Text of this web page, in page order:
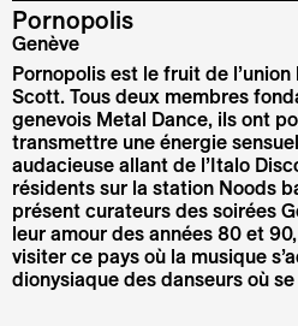
Pornopolis
Genève
Pornopolis est le fruit de
Scott. Tous deux membres
genevois Metal Dance, ils ont
transmettre une énergie
audacieuse allant de l’Italo
résidents sur la station Noods
présent curateurs des soirées
leur amour des années 80 et
visiter ce pays où la musique
dionysiaque des danseurs où